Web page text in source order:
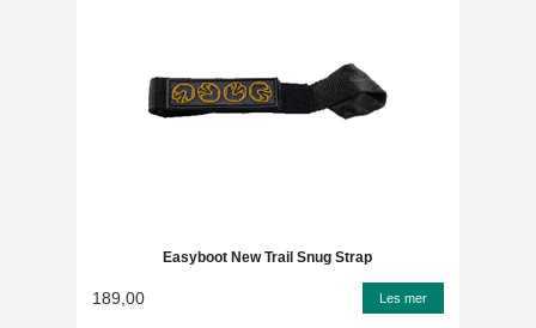
Easyboot New Trail Snug Strap
189,00 Les mer